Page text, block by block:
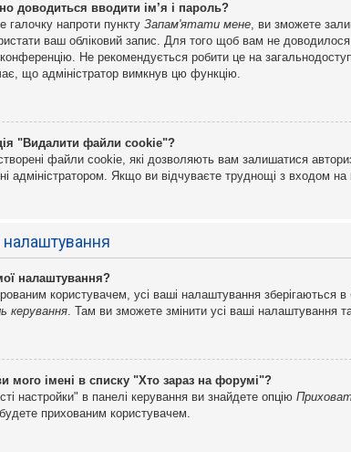
доводиться вводити ім’я і пароль?
галочку напроти пункту Запам'ятати мене, ви зможете
ваш обліковий запис. Для того щоб вам не
Не рекомендується робити це на
що адміністратор вимкнув цю функцію.
"Видалити файли cookie"?
файли cookie, які дозволяють вам залишатися
адміністратором. Якщо ви відчуваєте труднощі з входом
налаштування?
користувачем, усі ваші налаштування зберігаються в
керування. Там ви зможете змінити усі ваші налаштування
мого імені в списку "Хто зараз на форумі"?
настройки" в панелі керування ви знайдете опцію
прихованим користувачем.